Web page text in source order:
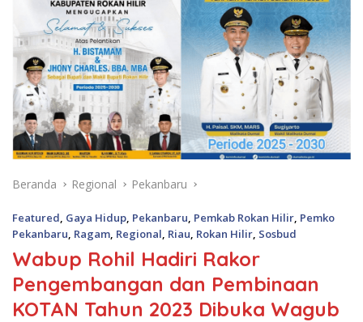
Beranda Regional Pekanbaru
Featured Gaya Hidup Pekanbaru Pemkab Rokan Hilir Pemko
Pekanbaru Ragam Regional Riau Rokan Hilir Sosbud
Wabup Rohil Hadiri Rakor
Pengembangan dan Pembinaan
KOTAN Tahun 2023 Dibuka Wagub